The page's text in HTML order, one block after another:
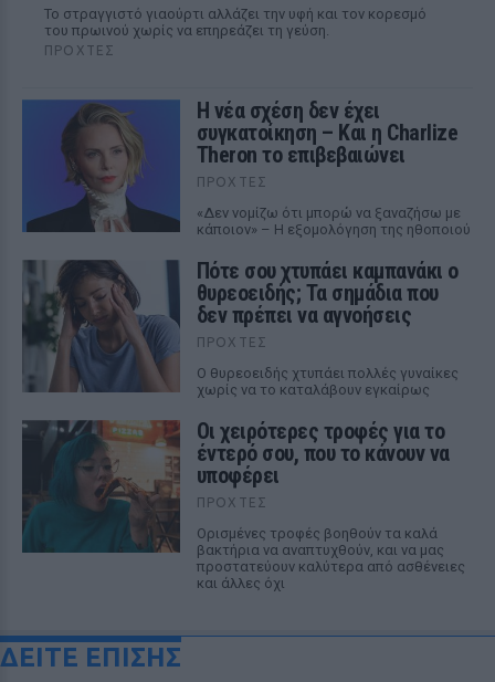
Το στραγγιστό γιαούρτι αλλάζει την υφή και τον κορεσμό
του πρωινού χωρίς να επηρεάζει τη γεύση.
ΠΡΟΧΤΈΣ
Η νέα σχέση δεν έχει
συγκατοίκηση – Και η Charlize
Theron το επιβεβαιώνει
ΠΡΟΧΤΈΣ
«Δεν νομίζω ότι μπορώ να ξαναζήσω με
κάποιον» – Η εξομολόγηση της ηθοποιού
Πότε σου χτυπάει καμπανάκι ο
θυρεοειδής; Τα σημάδια που
δεν πρέπει να αγνοήσεις
ΠΡΟΧΤΈΣ
Ο θυρεοειδής χτυπάει πολλές γυναίκες
χωρίς να το καταλάβουν εγκαίρως
Οι χειρότερες τροφές για το
έντερό σου, που το κάνουν να
υποφέρει
ΠΡΟΧΤΈΣ
Ορισμένες τροφές βοηθούν τα καλά
βακτήρια να αναπτυχθούν, και να μας
προστατεύουν καλύτερα από ασθένειες
και άλλες όχι
ΔΕΙΤΕ ΕΠΙΣΗΣ